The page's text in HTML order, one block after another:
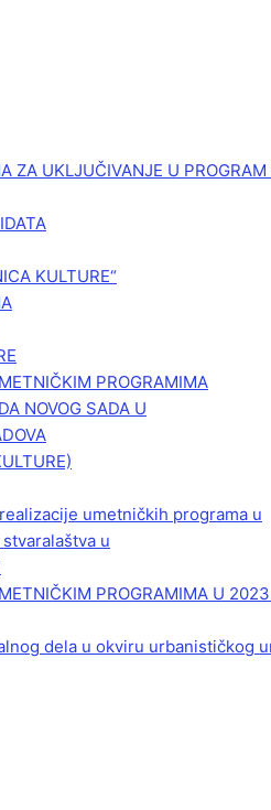
ZA UKLJUČIVANJE U
KULTURE“
PROGRAMIMA
NOVOG SADA U
umetničkih programa u
u
PROGRAMIMA U
dela u okviru urbanističkog